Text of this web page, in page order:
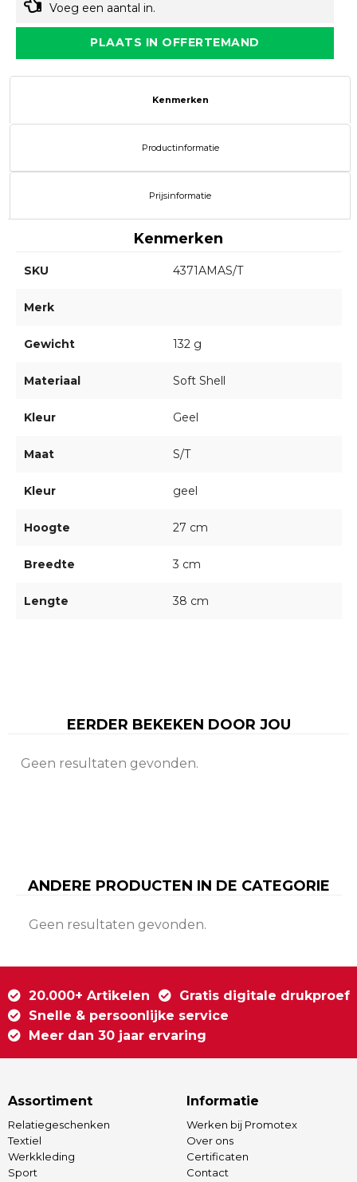
Voeg een aantal in.
PLAATS IN OFFERTEMAND
Kenmerken
Productinformatie
Prijsinformatie
Kenmerken
SKU 4371AMAS/T
Merk
Gewicht 132 g
Materiaal Soft Shell
Kleur Geel
Maat S/T
Kleur geel
Hoogte 27 cm
Breedte 3 cm
Lengte 38 cm
EERDER BEKEKEN DOOR JOU
Geen resultaten gevonden.
ANDERE PRODUCTEN IN DE CATEGORIE
Geen resultaten gevonden.
20.000+ Artikelen
Gratis digitale drukproef
Snelle & persoonlijke service
Meer dan 30 jaar ervaring
Assortiment
Relatiegeschenken
Textiel
Werkkleding
Sport
Informatie
Werken bij Promotex
Over ons
Certificaten
Contact